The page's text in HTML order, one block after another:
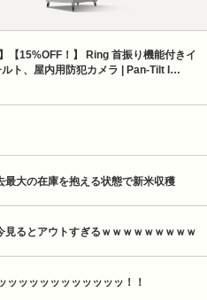
【15%OFF！】 Ring 首振り機能付きイ
ト、屋内用防犯カメラ | Pan-Tilt I…
最大の在庫を抱える状態で新米収穫
るとアウトすぎるｗｗｗｗｗｗｗｗｗ
ッッッッッッッッッッッ！！